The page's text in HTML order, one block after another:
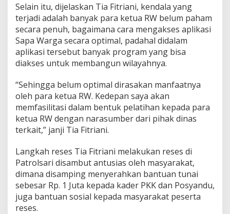
Selain itu, dijelaskan Tia Fitriani, kendala yang
terjadi adalah banyak para ketua RW belum paham
secara penuh, bagaimana cara mengakses aplikasi
Sapa Warga secara optimal, padahal didalam
aplikasi tersebut banyak program yang bisa
diakses untuk membangun wilayahnya.
“Sehingga belum optimal dirasakan manfaatnya
oleh para ketua RW. Kedepan saya akan
memfasilitasi dalam bentuk pelatihan kepada para
ketua RW dengan narasumber dari pihak dinas
terkait,” janji Tia Fitriani.
Langkah reses Tia Fitriani melakukan reses di
Patrolsari disambut antusias oleh masyarakat,
dimana disamping menyerahkan bantuan tunai
sebesar Rp. 1 Juta kepada kader PKK dan Posyandu,
juga bantuan sosial kepada masyarakat peserta
reses.